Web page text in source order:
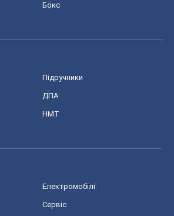
Бокс
Підручники
ДПА
НМТ
Електромобілі
Сервіс